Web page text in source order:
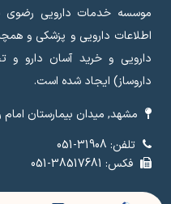
موسسه خدمات دارویی رضوی
اطلاعات دارویی و پزشکی و
دارویی و خرید آسان دارو
داروساز) ایجاد شده است.
مشهد, میدان بیمارستان امام
تلفن: 31908-051
فکس: 38517681-051